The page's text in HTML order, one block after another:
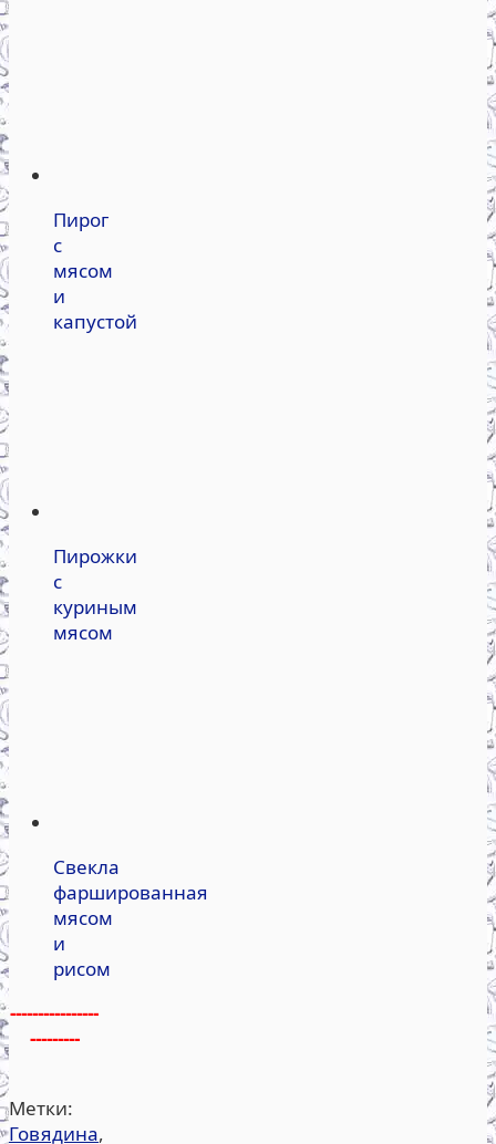
Пирог
с
мясом
и
капустой
Пирожки
с
куриным
мясом
Свекла
фаршированная
мясом
и
рисом
----------------
---------
Метки:
Говядина,